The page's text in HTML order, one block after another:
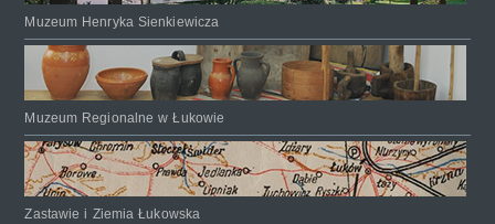
Muzeum Henryka Sienkiewicza
Muzeum Regionalne w Łukowie
Zastawie i Ziemia Łukowska